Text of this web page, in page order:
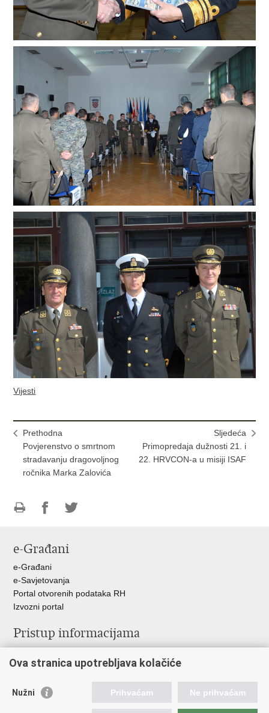
Vijesti
Prethodna
Povjerenstvo o smrtnom
stradavanju dragovoljnog
ročnika Marka Zalovića
Sljedeća
Primopredaja dužnosti 21. i
22. HRVCON-a u misiji ISAF
FacebookuTwitteru
e-Građani
e-Građani
e-Savjetovanja
Portal otvorenih podataka RH
Izvozni portal
Pristup informacijama
Izjava o pristupačnosti
Ravnopravnost spolova u MORH-u i OSRH
Ova stranica upotrebljava kolačiće
Nužni Prihvaćam Ne prihvaćam